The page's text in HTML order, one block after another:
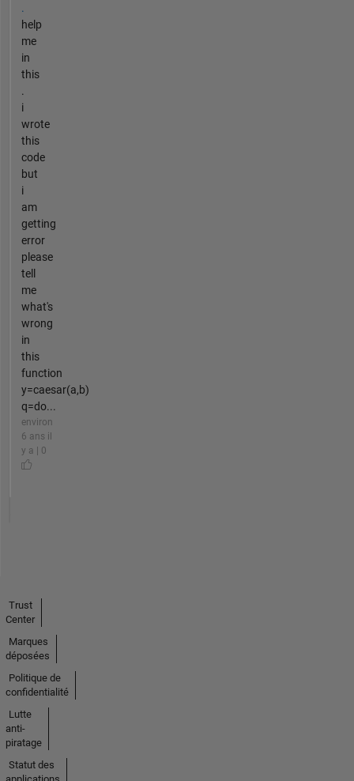
.
help
me
in
this
.
i
wrote
this
code
but
i
am
getting
error
please
tell
me
what's
wrong
in
this
function
y=caesar(a,b)
q=do...
environ
6 ans il
y a | 0
Trust
Center
Marques
déposées
Politique de
confidentialité
Lutte
anti-
piratage
Statut des